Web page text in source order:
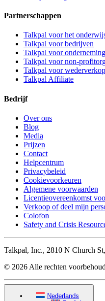
Partnerschappen
Talkpal voor het
Talkpal voor bedrijven
Talkpal voor
Talkpal voor non-
Talkpal voor
Talkpal Affiliate
Bedrijf
Over ons
Blog
Media
Prijzen
Contact
Helpcentrum
Privacybeleid
Cookievoorkeuren
Algemene voorwaarden
Licentieovereenkomst
Verkoop of deel mijn
Colofon
Safety and Crisis
Talkpal, Inc., 2810 N Church
© 2026 Alle rechten
Nederlands